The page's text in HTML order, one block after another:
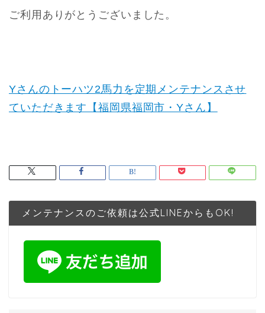
ご利用ありがとうございました。
Yさんのトーハツ2馬力を定期メンテナンスさせ
ていただきます【福岡県福岡市・Yさん】
メンテナンスのご依頼は公式LINEからもOK!